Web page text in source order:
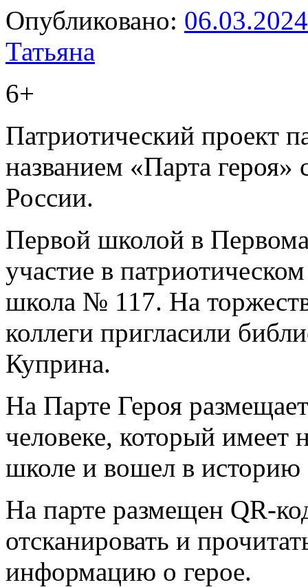
Опубликовано: 06.03.2024
Татьяна
6+
Патриотический проект
названием «Парта героя»
России.
Первой школой в
участие в
школа № 117. На
коллеги пригласили
Куприна.
На Парте Героя
человеке, который имеет
школе и вошел в историю
На парте размещен QR-
отсканировать и
информацию о герое.